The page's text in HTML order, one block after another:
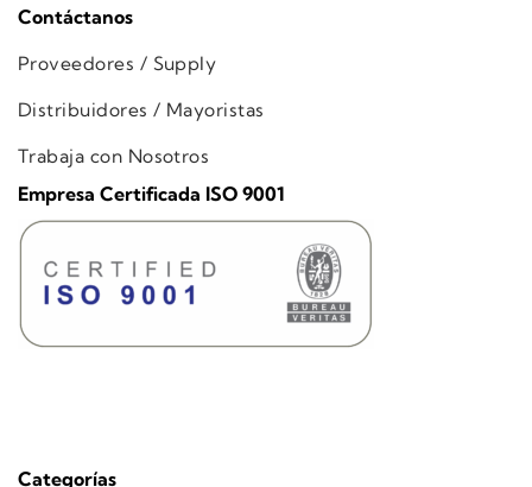
Categorías
Contáctanos
Proveedores / Supply
Distribuidores / Mayoristas
Trabaja con Nosotros
Empresa Certificada ISO 9001